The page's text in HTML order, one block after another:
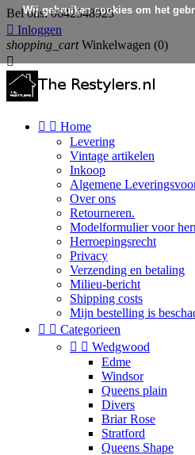
Bel ons:0642548925
 Inloggen
shopping_cart Winkelwagen (0)

  Home
Levering
Vintage artikelen
Inkoop
Algemene
Over ons
Retourneren.
Modelformulier voor
Herroepingsrecht
Privacy
Verzending en betaling
Milieu-bericht
Shipping costs
Mijn bestelling is
  Categorieen
  Wedgwood
Edme
Windsor
Queens plain
Divers
Briar Rose
Stratford
Queens Shape
Wij gebruiken cookies om het